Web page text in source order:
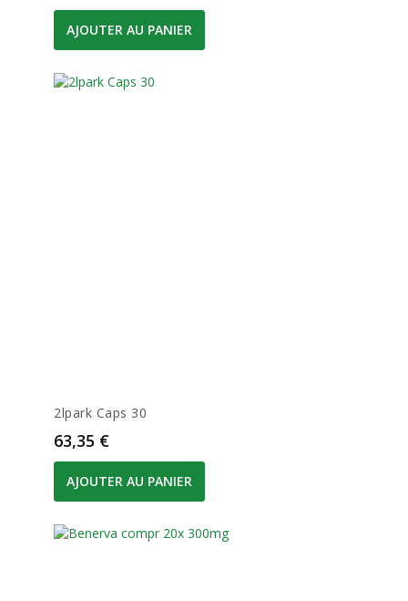
AJOUTER AU PANIER
2lpark Caps 30
Prix
63,35 €
AJOUTER AU PANIER